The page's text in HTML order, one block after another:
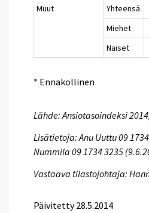
Muut
Yhteensä
Miehet
Naiset
* Ennakollinen
Lähde: Ansiotasoindeksi
Lisätietoja: Anu Uuttu 09
Nummila 09 1734 3235
Vastaava tilastojohtaja:
Päivitetty 28.5.2014